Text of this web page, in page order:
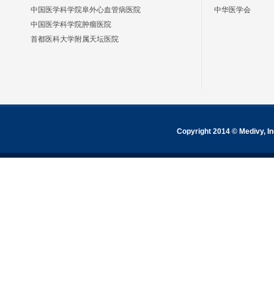
中国医学科学院阜外心血管病医院
中国医学科学院肿瘤医院
首都医科大学附属天坛医院
中华医学会
Copyright 2014 © Medivy,